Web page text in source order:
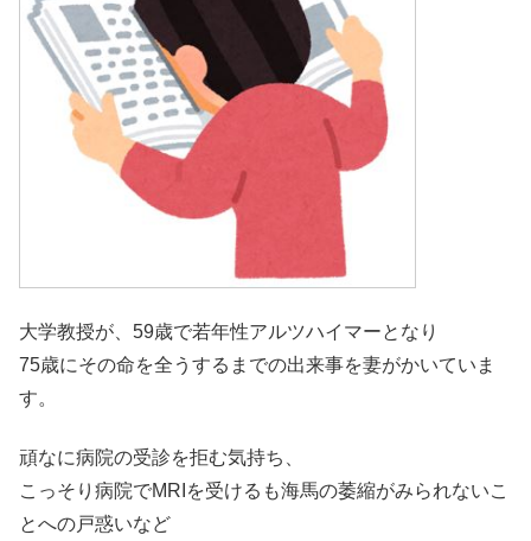
大学教授が、59歳で若年性アルツハイマーとなり
75歳にその命を全うするまでの出来事を妻がかいていま
す。
頑なに病院の受診を拒む気持ち、
こっそり病院でMRIを受けるも海馬の萎縮がみられないこ
とへの戸惑いなど